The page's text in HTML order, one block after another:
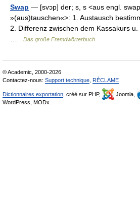
Swap — [svɔp] der; s, s <aus engl.
»(aus)tauschen«>: 1. Austausch
2. Differenz zwischen dem Kassakurs
Das große Fremdwörterbuch
© Academic, 2000-2026
Contactez-nous: Support technique RÉCLAME
Dictionnaires exportation , créé sur PHP, Joomla,
WordPress, MODx.